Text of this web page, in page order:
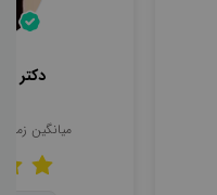
دکتر
میانگین